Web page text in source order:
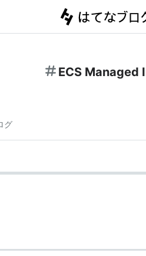
ECS Managed
グ